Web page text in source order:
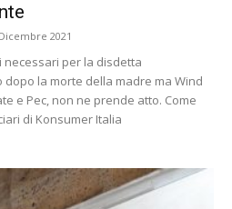
2021
necessari per la disdetta
la morte della madre ma Wind
e Pec, non ne prende atto. Come
di Konsumer Italia